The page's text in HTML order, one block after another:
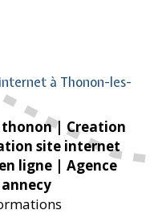
à Thonon-les-
| Creation
site internet
ligne | Agence